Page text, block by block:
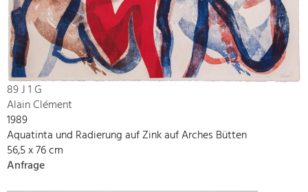
89 J 1 G
Alain Clément
1989
Aquatinta und Radierung auf Zink auf Arches Bütten
56,5 x 76 cm
Anfrage